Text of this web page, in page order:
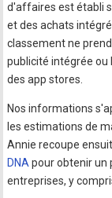
d'affaires est établi
et des achats
classement ne
publicité intégrée ou
des app stores.
Nos informations
les estimations de
Annie recoupe
DNApour obtenir un
entreprises, y